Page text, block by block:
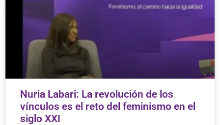
Nuria Labari: La revolución de los
vínculos es el reto del feminismo en el
siglo XXI